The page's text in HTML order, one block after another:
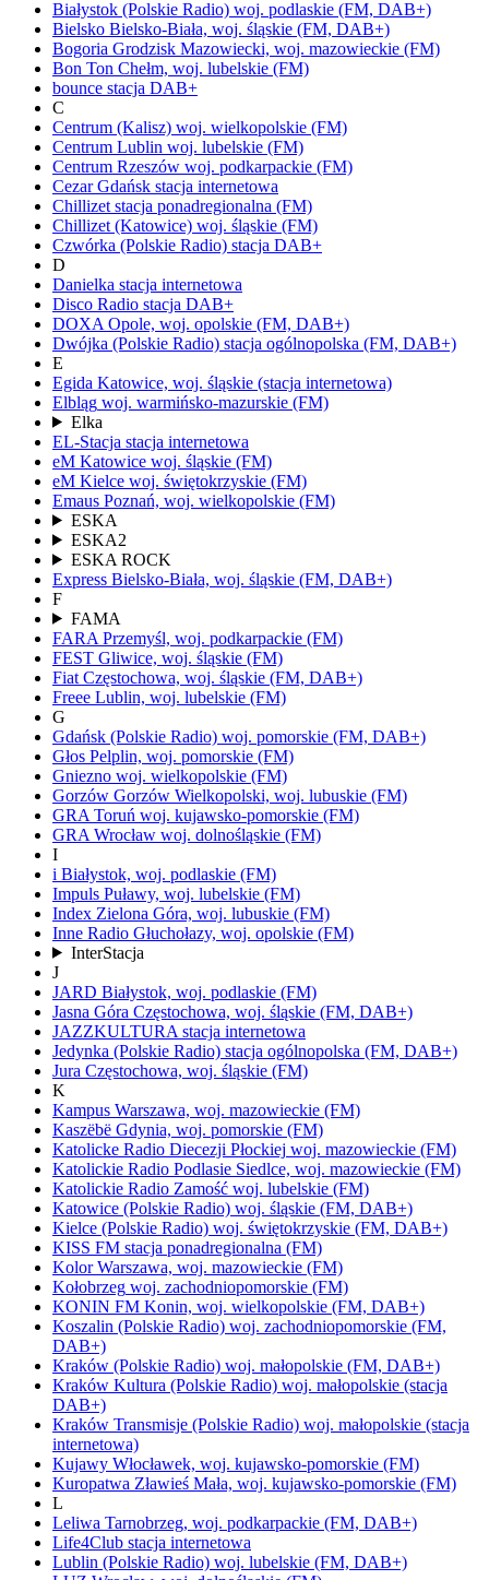
Białystok (Polskie Radio) woj. podlaskie (FM, DAB+)
Bielsko Bielsko-Biała, woj. śląskie (FM, DAB+)
Bogoria Grodzisk Mazowiecki, woj. mazowieckie (FM)
Bon Ton Chełm, woj. lubelskie (FM)
bounce stacja DAB+
C
Centrum (Kalisz) woj. wielkopolskie (FM)
Centrum Lublin woj. lubelskie (FM)
Centrum Rzeszów woj. podkarpackie (FM)
Cezar Gdańsk stacja internetowa
Chillizet stacja ponadregionalna (FM)
Chillizet (Katowice) woj. śląskie (FM)
Czwórka (Polskie Radio) stacja DAB+
D
Danielka stacja internetowa
Disco Radio stacja DAB+
DOXA Opole, woj. opolskie (FM, DAB+)
Dwójka (Polskie Radio) stacja ogólnopolska (FM, DAB+)
E
Egida Katowice, woj. śląskie (stacja internetowa)
Elbląg woj. warmińsko-mazurskie (FM)
Elka
EL-Stacja stacja internetowa
eM Katowice woj. śląskie (FM)
eM Kielce woj. świętokrzyskie (FM)
Emaus Poznań, woj. wielkopolskie (FM)
ESKA
ESKA2
ESKA ROCK
Express Bielsko-Biała, woj. śląskie (FM, DAB+)
F
FAMA
FARA Przemyśl, woj. podkarpackie (FM)
FEST Gliwice, woj. śląskie (FM)
Fiat Częstochowa, woj. śląskie (FM, DAB+)
Freee Lublin, woj. lubelskie (FM)
G
Gdańsk (Polskie Radio) woj. pomorskie (FM, DAB+)
Głos Pelplin, woj. pomorskie (FM)
Gniezno woj. wielkopolskie (FM)
Gorzów Gorzów Wielkopolski, woj. lubuskie (FM)
GRA Toruń woj. kujawsko-pomorskie (FM)
GRA Wrocław woj. dolnośląskie (FM)
I
i Białystok, woj. podlaskie (FM)
Impuls Puławy, woj. lubelskie (FM)
Index Zielona Góra, woj. lubuskie (FM)
Inne Radio Głuchołazy, woj. opolskie (FM)
InterStacja
J
JARD Białystok, woj. podlaskie (FM)
Jasna Góra Częstochowa, woj. śląskie (FM, DAB+)
JAZZKULTURA stacja internetowa
Jedynka (Polskie Radio) stacja ogólnopolska (FM, DAB+)
Jura Częstochowa, woj. śląskie (FM)
K
Kampus Warszawa, woj. mazowieckie (FM)
Kaszëbë Gdynia, woj. pomorskie (FM)
Katolicke Radio Diecezji Płockiej woj. mazowieckie (FM)
Katolickie Radio Podlasie Siedlce, woj. mazowieckie (FM)
Katolickie Radio Zamość woj. lubelskie (FM)
Katowice (Polskie Radio) woj. śląskie (FM, DAB+)
Kielce (Polskie Radio) woj. świętokrzyskie (FM, DAB+)
KISS FM stacja ponadregionalna (FM)
KolorWarszawa, woj. mazowieckie (FM)
Kołobrzeg woj. zachodniopomorskie (FM)
KONIN FM Konin, woj. wielkopolskie (FM, DAB+)
Koszalin (Polskie Radio) woj. zachodniopomorskie (FM,
DAB+)
Kraków (Polskie Radio) woj. małopolskie (FM, DAB+)
Kraków Kultura (Polskie Radio) woj. małopolskie (stacja
DAB+)
Kraków Transmisje (Polskie Radio) woj. małopolskie (stacja
internetowa)
Kujawy Włocławek, woj. kujawsko-pomorskie (FM)
Kuropatwa Zławieś Mała, woj. kujawsko-pomorskie (FM)
L
Leliwa Tarnobrzeg, woj. podkarpackie (FM, DAB+)
Life4Club stacja internetowa
Lublin (Polskie Radio) woj. lubelskie (FM, DAB+)